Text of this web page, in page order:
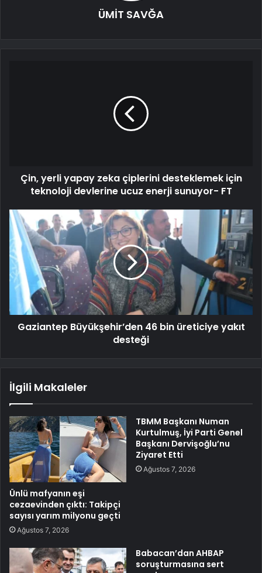
ÜMİT SAVĞA
Çin, yerli yapay zeka çiplerini desteklemek için
teknoloji devlerine ucuz enerji sunuyor- FT
Gaziantep Büyükşehir’den 46 bin üreticiye yakıt
desteği
İlgili Makaleler
Ünlü mafyanın eşi
cezaevinden çıktı: Takipçi
sayısı yarım milyonu geçti
Ağustos 7, 2026
TBMM Başkanı Numan
Kurtulmuş, İyi Parti Genel
Başkanı Dervişoğlu’nu
Ziyaret Etti
Ağustos 7, 2026
Babacan’dan AHBAP
soruşturmasına sert